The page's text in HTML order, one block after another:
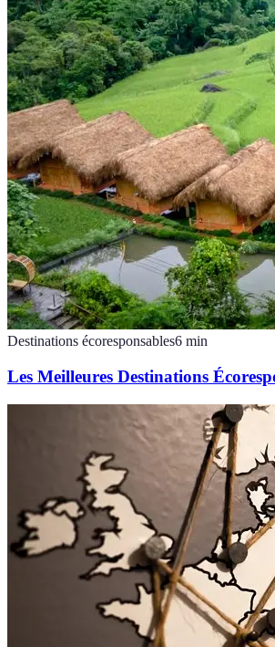
Destinations écoresponsables6 min
Les Meilleures Destinations